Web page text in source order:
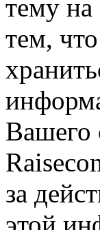
тему на
тем,
Вашего
за